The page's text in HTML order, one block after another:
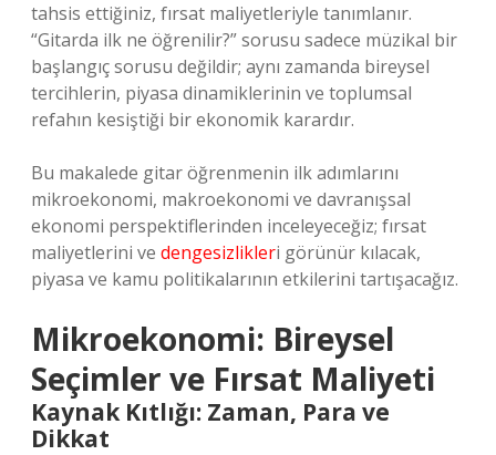
tahsis ettiğiniz, fırsat maliyetleriyle tanımlanır.
“Gitarda ilk ne öğrenilir?” sorusu sadece müzikal bir
başlangıç sorusu değildir; aynı zamanda bireysel
tercihlerin, piyasa dinamiklerinin ve toplumsal
refahın kesiştiği bir ekonomik karardır.
Bu makalede gitar öğrenmenin ilk adımlarını
mikroekonomi, makroekonomi ve davranışsal
ekonomi perspektiflerinden inceleyeceğiz; fırsat
maliyetlerini ve dengesizlikleri görünür kılacak,
piyasa ve kamu politikalarının etkilerini tartışacağız.
Mikroekonomi: Bireysel
Seçimler ve Fırsat Maliyeti
Kaynak Kıtlığı: Zaman, Para ve
Dikkat